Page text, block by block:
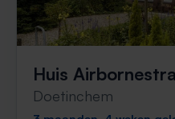
Huis
Doetinchem